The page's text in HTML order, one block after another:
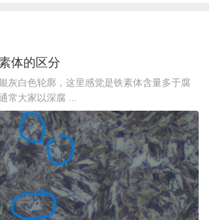
体的区分
灰白色轮廓，这里感觉是铁素体含量多于腐
常大家以深腐 ...